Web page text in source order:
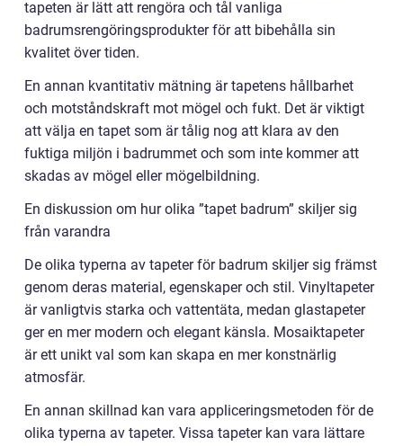
tapeten är lätt att rengöra och tål vanliga
badrumsrengöringsprodukter för att bibehålla sin
kvalitet över tiden.
En annan kvantitativ mätning är tapetens hållbarhet
och motståndskraft mot mögel och fukt. Det är viktigt
att välja en tapet som är tålig nog att klara av den
fuktiga miljön i badrummet och som inte kommer att
skadas av mögel eller mögelbildning.
En diskussion om hur olika ”tapet badrum” skiljer sig
från varandra
De olika typerna av tapeter för badrum skiljer sig främst
genom deras material, egenskaper och stil. Vinyltapeter
är vanligtvis starka och vattentäta, medan glastapeter
ger en mer modern och elegant känsla. Mosaiktapeter
är ett unikt val som kan skapa en mer konstnärlig
atmosfär.
En annan skillnad kan vara appliceringsmetoden för de
olika typerna av tapeter. Vissa tapeter kan vara lättare